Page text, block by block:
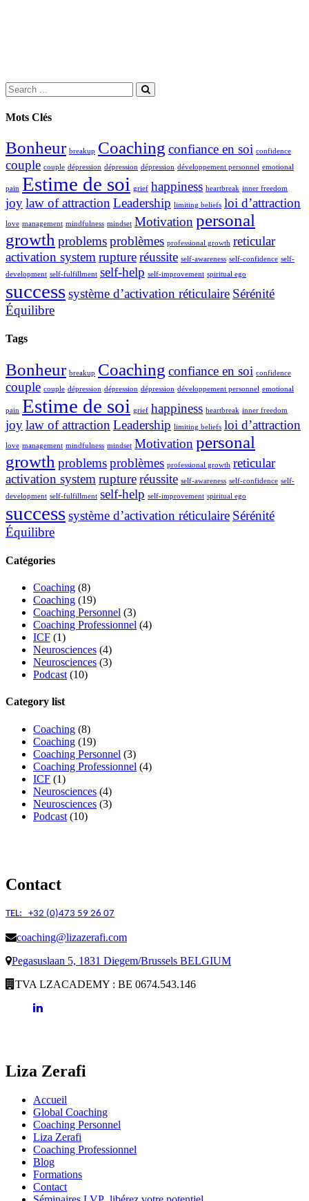
Search
for:
Mots Clés
Bonheur breakup Coaching confiance en soi confidence
couple couple dépression dépression dépression développement personnel emotional
pain Estime de soi grief happiness heartbreak inner freedom
joylaw of attraction Leadership limiting beliefs loi d’attraction
love management mindfulness mindset Motivation personal
growth problemsproblèmes professional growth reticular
activation system ruptureréussite self-awareness self-confidence self-
development self-fulfillment self-help self-improvement spiritual ego
successsystème d’activation réticulaire Sérénité
Équilibre
Tags
Bonheur breakup Coaching confiance en soi confidence
couple couple dépression dépression dépression développement personnel emotional
pain Estime de soi grief happiness heartbreak inner freedom
joylaw of attraction Leadership limiting beliefs loi d’attraction
love management mindfulness mindset Motivation personal
growth problemsproblèmes professional growth reticular
activation system ruptureréussite self-awareness self-confidence self-
development self-fulfillment self-help self-improvement spiritual ego
successsystème d’activation réticulaire Sérénité
Équilibre
Catégories
Coaching (8)
Coaching (19)
Coaching Personnel (3)
Coaching Professionnel (4)
ICF (1)
Neurosciences (4)
Neurosciences (3)
Podcast (10)
Category list
Coaching (8)
Coaching (19)
Coaching Personnel (3)
Coaching Professionnel (4)
ICF (1)
Neurosciences (4)
Neurosciences (3)
Podcast (10)
Contact
TEL: +32 (0)473 59 26 07
coaching@lizazerafi.com
Pegasuslaan 5, 1831 Diegem/Brussels BELGIUM
TVA LZACADEMY : BE 0674.543.146
Liza Zerafi
Accueil
Global Coaching
Coaching Personnel
Liza Zerafi
Coaching Professionnel
Blog
Formations
Contact